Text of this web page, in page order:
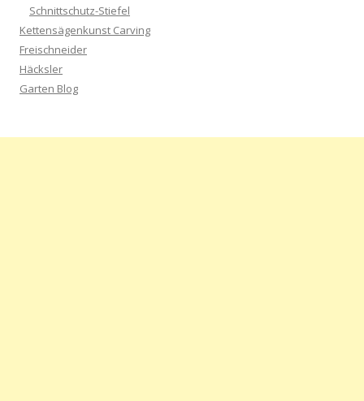
Schnittschutz-Stiefel
Kettensägenkunst Carving
Freischneider
Häcksler
Garten Blog